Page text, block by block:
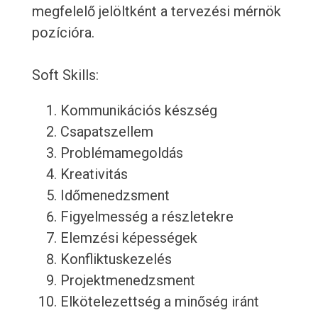
megfelelő jelöltként a tervezési mérnök
pozícióra.
Soft Skills:
Kommunikációs készség
Csapatszellem
Problémamegoldás
Kreativitás
Időmenedzsment
Figyelmesség a részletekre
Elemzési képességek
Konfliktuskezelés
Projektmenedzsment
Elkötelezettség a minőség iránt